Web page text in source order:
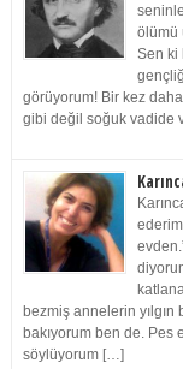
ölümü
Sen ki
görüyorum! Bir kez
gibi değil soğuk vadide
bezmiş annelerin yılgın
bakıyorum ben de. Pes
söylüyorum […]